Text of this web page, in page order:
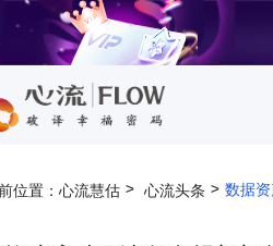
位置： 心流慧估 心流头条 数据